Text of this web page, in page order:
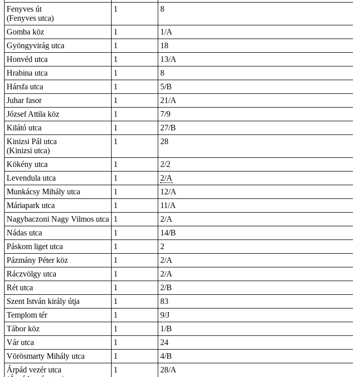
Fenyves út
(Fenyves utca)
1 8
Gomba köz 1
1/A
Gyöngyvirág utca
1
18
Honvéd utca
1
13/A
Hrabina utca
1
8
Hársfa utca
1
5/B
Juhar fasor
1
21/A
József Attila köz
1
7/9
Kilátó utca
1
27/B
Kinizsi Pál utca
(Kinizsi utca)
1 28
Kökény utca 1
2/2
Levendula utca
1
2/A
Munkácsy Mihály utca
1
12/A
Máriapark utca
1
11/A
Nagybaczoni Nagy Vilmos utca
1
2/A
Nádas utca
1
14/B
Páskom liget utca
1
2
Pázmány Péter köz
1
2/A
Ráczvölgy utca
1
2/A
Rét utca
1
2/B
Szent István király útja
1
83
Templom tér
1
9/J
Tábor köz
1
1/B
Vár utca
1
24
Vörösmarty Mihály utca
1
4/B
Árpád vezér utca
1 28/A